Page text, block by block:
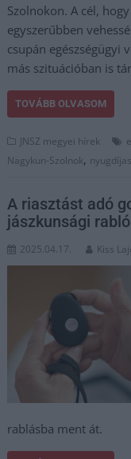
Szolnokon. A cél,
egyszerűbben
csupán egészségügyi
más szituációban is
TOVÁBB OLVASOM
JNSZ megyei hírek
Nagykun-Szolnok, nyugdíjas
A riasztást adó
jászkunsági rabló
2025.04.17. Kiss
rablásba ment át.